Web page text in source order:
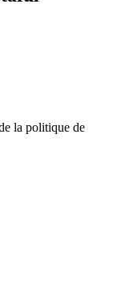
la politique de